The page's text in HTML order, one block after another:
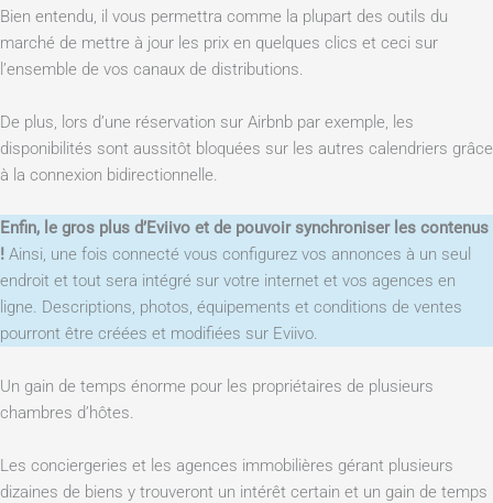
Bien entendu, il vous permettra comme la plupart des outils du
marché de mettre à jour les prix en quelques clics et ceci sur
l’ensemble de vos canaux de distributions.
De plus, lors d’une réservation sur Airbnb par exemple, les
disponibilités sont aussitôt bloquées sur les autres calendriers grâce
à la connexion bidirectionnelle.
Enfin, le gros plus d’Eviivo et de pouvoir synchroniser les contenus
! Ainsi, une fois connecté vous configurez vos annonces à un seul
endroit et tout sera intégré sur votre internet et vos agences en
ligne. Descriptions, photos, équipements et conditions de ventes
pourront être créées et modifiées sur Eviivo.
Un gain de temps énorme pour les propriétaires de plusieurs
chambres d’hôtes.
Les conciergeries et les agences immobilières gérant plusieurs
dizaines de biens y trouveront un intérêt certain et un gain de temps